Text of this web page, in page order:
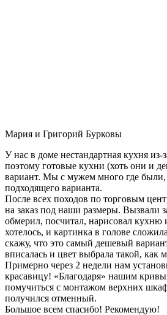
Мария и Григорий Бурковы
У нас в доме нестандартная кухня из-
поэтому готовые кухни (хоть они и
вариант. Мы с мужем много где
подходящего варианта.
После всех походов по торговым
на заказ под наши размеры. Вызвали
обмерил, посчитал, нарисовал кухню
хотелось, и картинка в голове
скажу, что это самый дешевый
вписалась и цвет выбрала такой, как
Примерно через 2 недели нам
красавицу! «Благодаря» нашим
помучиться с монтажом верхних
получился отменный.
Большое всем спасибо! Рекомендую!